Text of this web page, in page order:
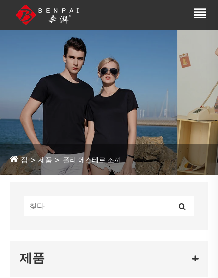
집 제품 폴리 에스테르 조끼
제품